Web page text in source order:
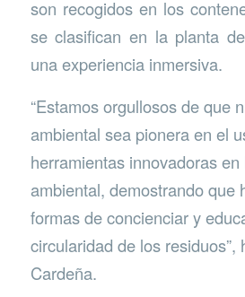
son recogidos en los
se clasifican en la planta
una experiencia inmersiva.
“Estamos orgullosos de que
ambiental sea pionera en el
herramientas innovadoras
ambiental, demostrando que
formas de concienciar y
circularidad de los residuos”,
Cardeña.